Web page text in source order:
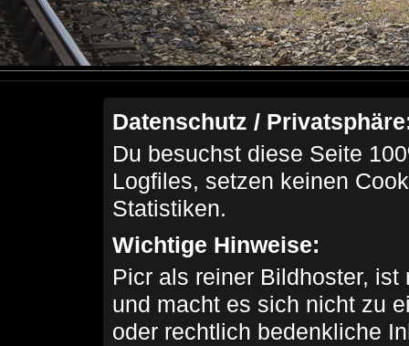
Datenschutz /
Du besuchst diese Seite
Logfiles, setzen keinen
Statistiken.
Wichtige Hinweise:
Picr als reiner Bildhoster,
und macht es sich nicht zu
oder rechtlich bedenkliche